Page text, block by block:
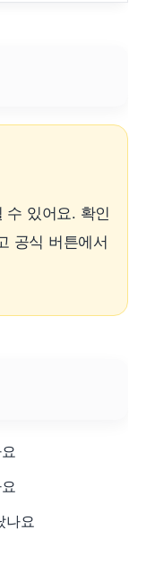
수 있어요. 확인
공식 버튼에서
나요